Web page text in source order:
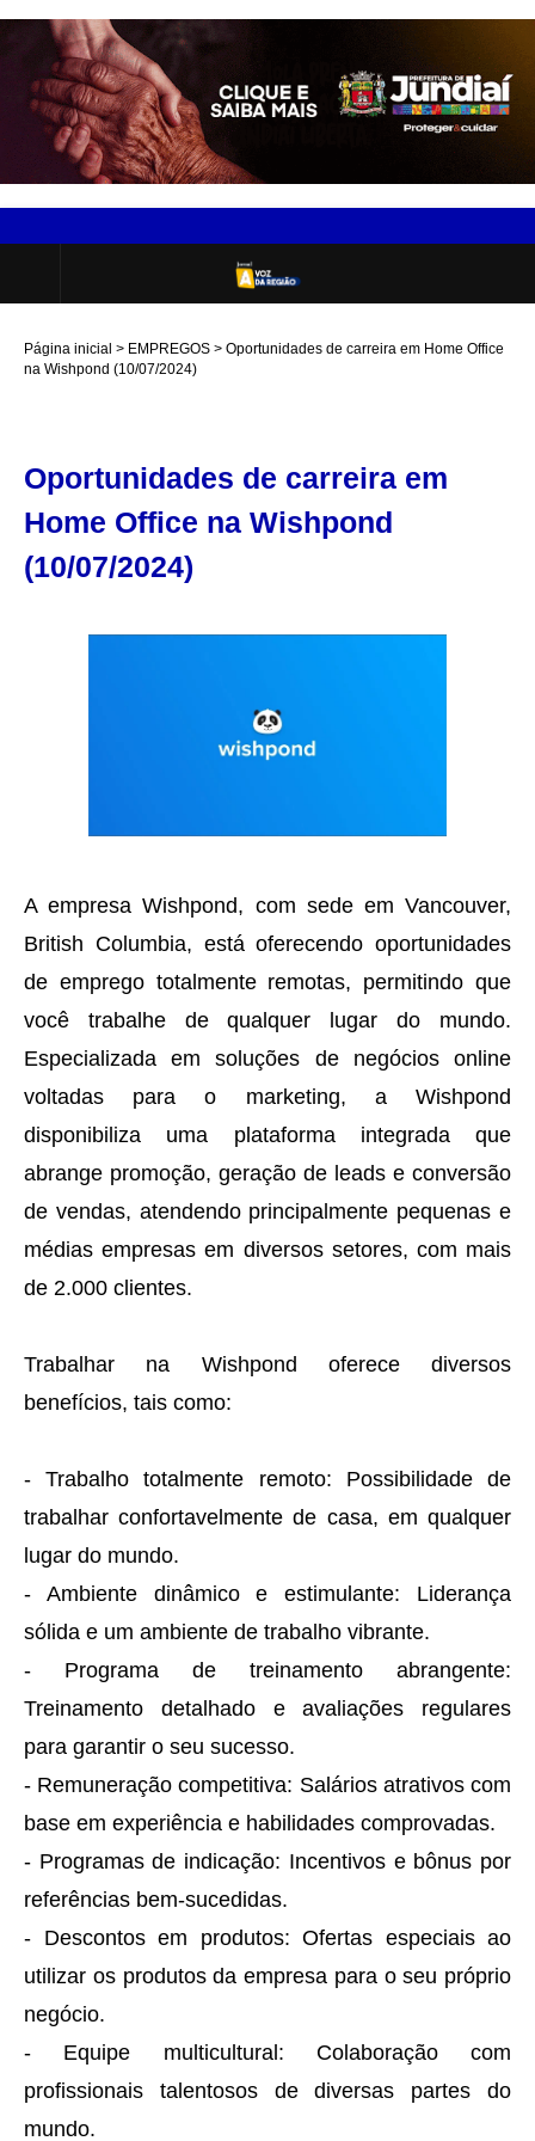
Página inicial EMPREGOS
Oportunidades de carreira em Home Office
na Wishpond (10/07/2024)
Oportunidades de carreira em
Home Office na Wishpond
(10/07/2024)
A empresa Wishpond, com sede em Vancouver,
British Columbia, está oferecendo oportunidades
de emprego totalmente remotas, permitindo que
você trabalhe de qualquer lugar do mundo.
Especializada em soluções de negócios online
voltadas para o marketing, a Wishpond
disponibiliza uma plataforma integrada que
abrange promoção, geração de leads e conversão
de vendas, atendendo principalmente pequenas e
médias empresas em diversos setores, com mais
de 2.000 clientes.
Trabalhar na Wishpond oferece diversos
benefícios, tais como:
- Trabalho totalmente remoto: Possibilidade de
trabalhar confortavelmente de casa, em qualquer
lugar do mundo.
- Ambiente dinâmico e estimulante: Liderança
sólida e um ambiente de trabalho vibrante.
- Programa de treinamento abrangente:
Treinamento detalhado e avaliações regulares
para garantir o seu sucesso.
- Remuneração competitiva: Salários atrativos com
base em experiência e habilidades comprovadas.
- Programas de indicação: Incentivos e bônus por
referências bem-sucedidas.
- Descontos em produtos: Ofertas especiais ao
utilizar os produtos da empresa para o seu próprio
negócio.
- Equipe multicultural: Colaboração com
profissionais talentosos de diversas partes do
mundo.